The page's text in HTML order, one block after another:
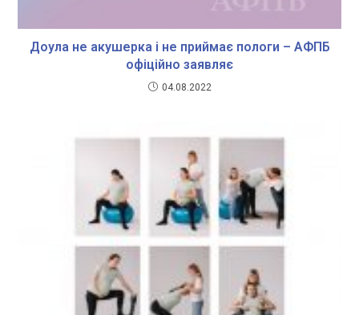
Доула не акушерка і не приймає пологи – АФПБ
офіційно заявляє
04.08.2022